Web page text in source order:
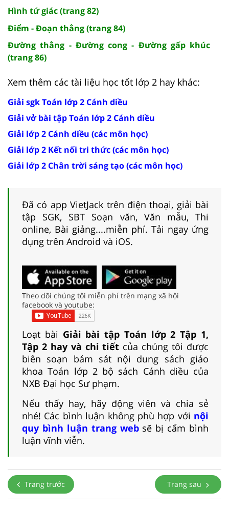
Hình tứ giác (trang 82)
Điểm - Đoạn thẳng (trang 84)
Đường thẳng - Đường cong - Đường gấp khúc
(trang 86)
Xem thêm các tài liệu học tốt lớp 2 hay khác:
Giải sgk Toán lớp 2 Cánh diều
Giải vở bài tập Toán lớp 2 Cánh diều
Giải lớp 2 Cánh diều (các môn học)
Giải lớp 2 Kết nối tri thức (các môn học)
Giải lớp 2 Chân trời sáng tạo (các môn học)
Đã có app VietJack trên điện thoại, giải bài
tập SGK, SBT Soạn văn, Văn mẫu, Thi
online, Bài giảng....miễn phí. Tải ngay ứng
dụng trên Android và iOS.
Theo dõi chúng tôi miễn phí trên mạng xã hội
facebook và youtube:
Loạt bài Giải bài tập Toán lớp 2 Tập 1,
Tập 2 hay và chi tiết của chúng tôi được
biên soạn bám sát nội dung sách giáo
khoa Toán lớp 2 bộ sách Cánh diều của
NXB Đại học Sư phạm.
Nếu thấy hay, hãy động viên và chia sẻ
nhé! Các bình luận không phù hợp với nội
quy bình luận trang websẽ bị cấm bình
luận vĩnh viễn.
Trang trước Trang sau